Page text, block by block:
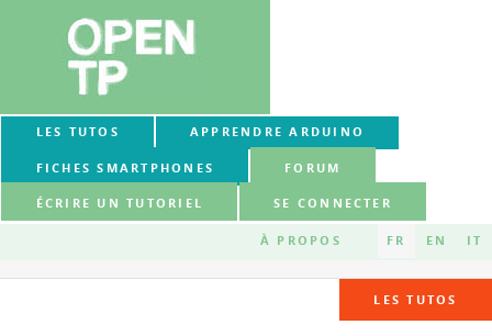
LES TUTOS APPRENDRE ARDUINO
FICHES SMARTPHONES FORUM
ÉCRIRE UN TUTORIEL SE CONNECTER
À PROPOS FR EN IT
LES TUTOS